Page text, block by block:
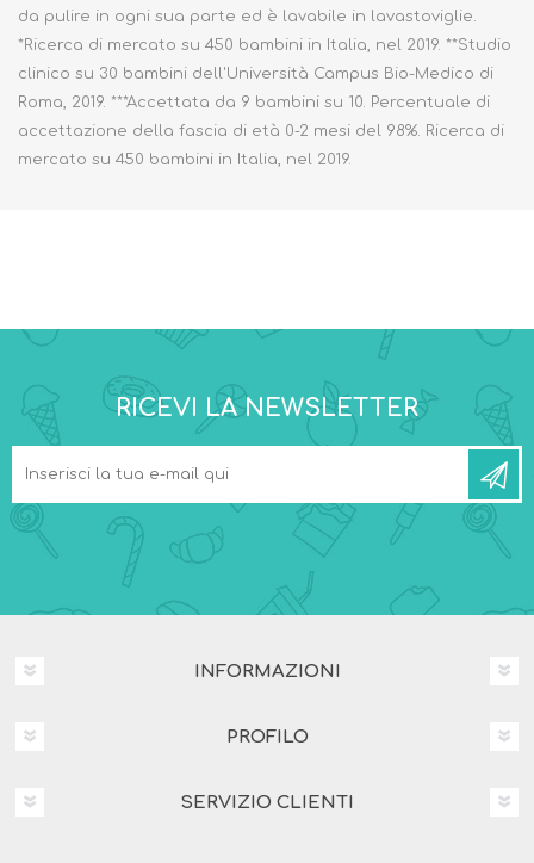
da pulire in ogni sua parte ed è lavabile in lavastoviglie.
*Ricerca di mercato su 450 bambini in Italia, nel 2019. **Studio
clinico su 30 bambini dell'Università Campus Bio-Medico di
Roma, 2019. ***Accettata da 9 bambini su 10. Percentuale di
accettazione della fascia di età 0-2 mesi del 98%. Ricerca di
mercato su 450 bambini in Italia, nel 2019.
RICEVI LA NEWSLETTER
INFORMAZIONI
PROFILO
SERVIZIO CLIENTI